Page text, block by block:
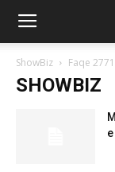
ShowBiz Faqe 2771
SHOWBIZ